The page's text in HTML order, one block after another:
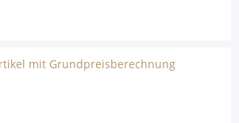
dolor sit amet, consetetur sadipscing
eirmod...